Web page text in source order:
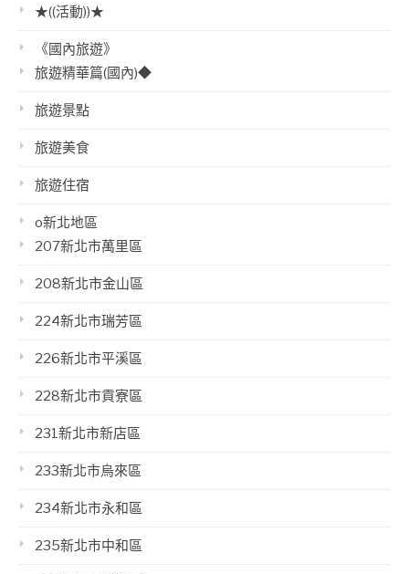
★((活動))★
《國內旅遊》
旅遊精華篇(國內)◆
旅遊景點
旅遊美食
旅遊住宿
o新北地區
207新北市萬里區
208新北市金山區
224新北市瑞芳區
226新北市平溪區
228新北市貢寮區
231新北市新店區
233新北市烏來區
234新北市永和區
235新北市中和區